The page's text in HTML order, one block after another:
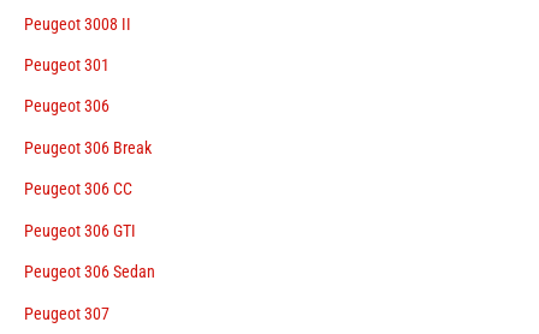
Peugeot 3008 II
Peugeot 301
Peugeot 306
Peugeot 306 Break
Peugeot 306 CC
Peugeot 306 GTI
Peugeot 306 Sedan
Peugeot 307